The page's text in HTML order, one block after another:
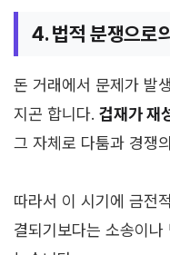
4. 법적 분쟁으로
돈 거래에서 문제가 발
지곤 합니다. 겁재가 재
그 자체로 다툼과 경쟁
따라서 이 시기에 금전
결되기보다는 소송이